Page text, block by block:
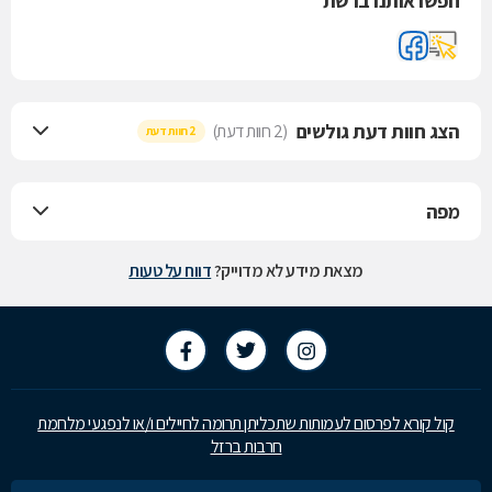
הצג חוות דעת גולשים (2 חוות דעת) 2 חוות דעת
מפה
מצאת מידע לא מדוייק?דווח על טעות
קול קורא לפרסום לעמותות שתכליתן תרומה לחיילים ו/או לנפגעי מלחמת
חרבות ברזל